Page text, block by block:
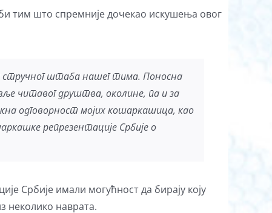
тим што спремније дочекао искушења овог
стручног штаба нашег тима. Поносна
читавог друштва, околине, па и за
одговорност мојих кошаркашица, као
репрезентације Србије о
Србије имали могућност да бирају коју
неколико наврата.